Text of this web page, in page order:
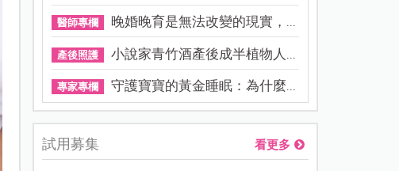
醫師專欄 晚婚晚育是無法改變的現實，...
產後照護 小說家青竹酒產後成半植物人...
專家專欄 守護寶寶的黃金睡眠：為什麼...
試用募集 看更多